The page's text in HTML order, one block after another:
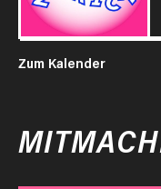
Zum Kalender